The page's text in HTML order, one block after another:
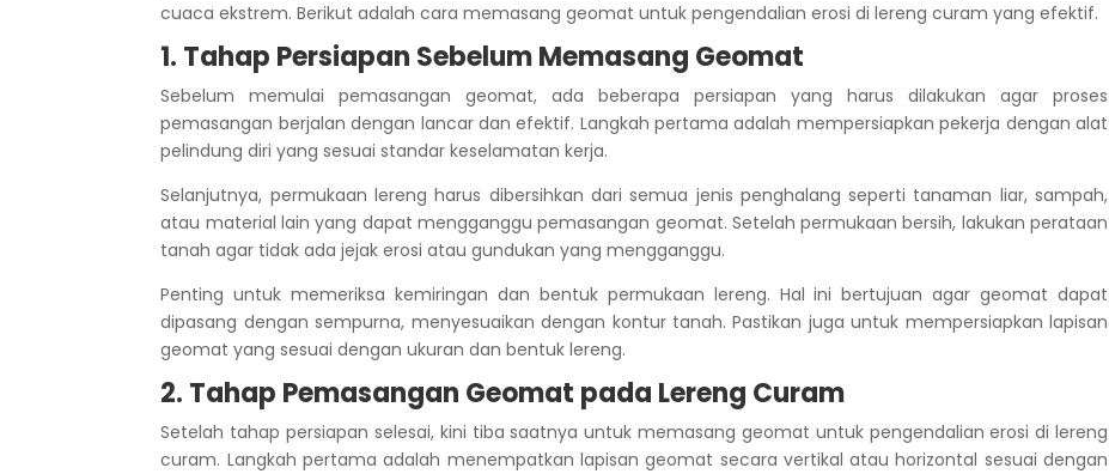
cuaca ekstrem. Berikut adalah cara memasang geomat untuk pengendalian erosi di lereng curam yang efektif.
1. Tahap Persiapan Sebelum Memasang Geomat
Sebelum memulai pemasangan geomat, ada beberapa persiapan yang harus dilakukan agar proses
pemasangan berjalan dengan lancar dan efektif. Langkah pertama adalah mempersiapkan pekerja dengan alat
pelindung diri yang sesuai standar keselamatan kerja.
Selanjutnya, permukaan lereng harus dibersihkan dari semua jenis penghalang seperti tanaman liar, sampah,
atau material lain yang dapat mengganggu pemasangan geomat. Setelah permukaan bersih, lakukan perataan
tanah agar tidak ada jejak erosi atau gundukan yang mengganggu.
Penting untuk memeriksa kemiringan dan bentuk permukaan lereng. Hal ini bertujuan agar geomat dapat
dipasang dengan sempurna, menyesuaikan dengan kontur tanah. Pastikan juga untuk mempersiapkan lapisan
geomat yang sesuai dengan ukuran dan bentuk lereng.
2. Tahap Pemasangan Geomat pada Lereng Curam
Setelah tahap persiapan selesai, kini tiba saatnya untuk memasang geomat untuk pengendalian erosi di lereng
curam. Langkah pertama adalah menempatkan lapisan geomat secara vertikal atau horizontal sesuai dengan